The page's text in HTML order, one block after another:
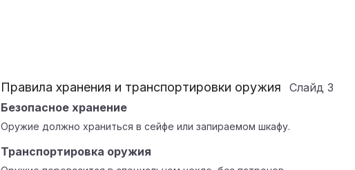
Правила хранения и транспортировки оружия Слайд 3
Безопасное хранение
Оружие должно храниться в сейфе или запираемом шкафу.
Транспортировка оружия